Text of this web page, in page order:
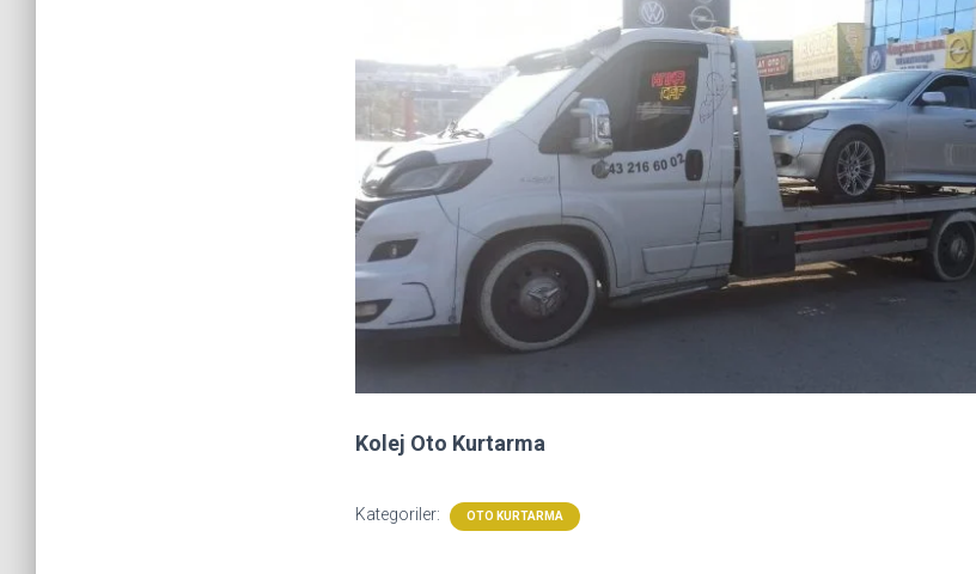
Kolej Oto Kurtarma
Kategoriler: OTO KURTARMA